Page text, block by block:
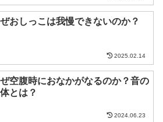
おしっこは我慢できないのか？
2025.02.14
空腹時におなかがなるのか？音の
とは？
2024.06.23